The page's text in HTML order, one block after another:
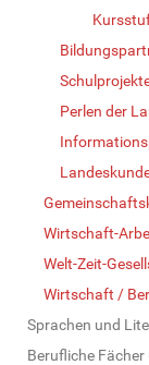
Perlen der
Wirtschaft-
Welt-Zeit-
Wirtschaft /
Sprachen und
Berufliche